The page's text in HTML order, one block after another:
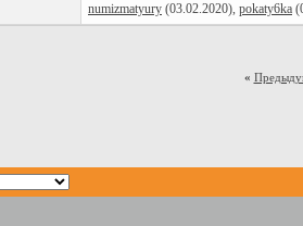
numizmatyury (03.02.2020), pokaty6ka
«